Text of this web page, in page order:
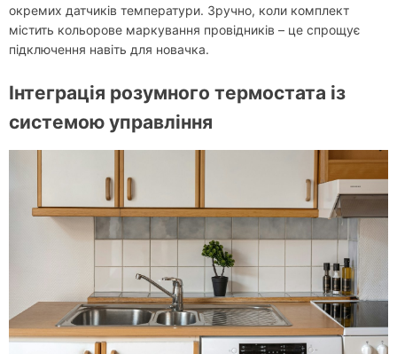
окремих датчиків температури. Зручно, коли комплект
містить кольорове маркування провідників – це спрощує
підключення навіть для новачка.
Інтеграція розумного термостата із
системою управління